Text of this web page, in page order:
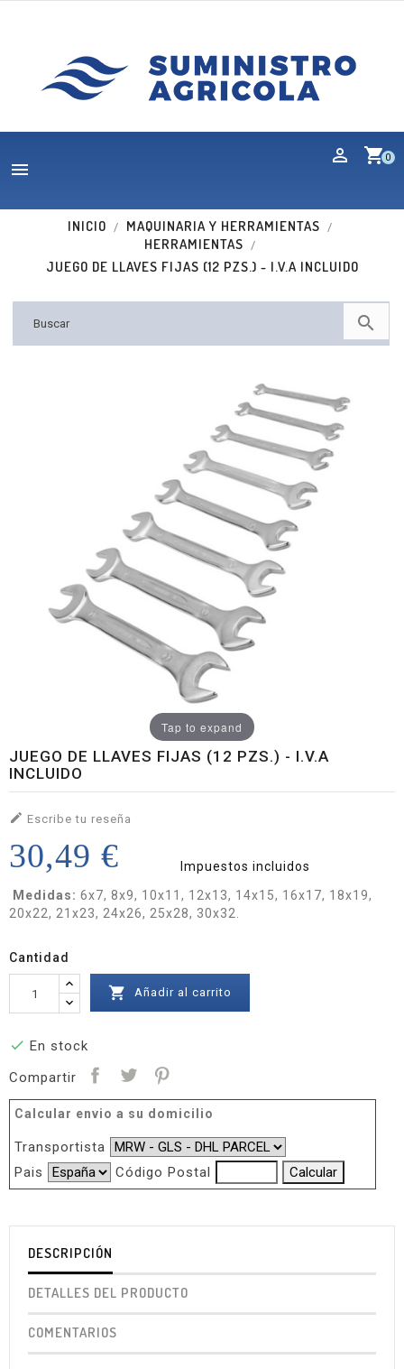
shopping_cart0

INICIO
MAQUINARIA Y HERRAMIENTAS
HERRAMIENTAS
JUEGO DE LLAVES FIJAS (12 PZS.) - I.V.A INCLUIDO

Tap to expand
JUEGO DE LLAVES FIJAS (12 PZS.) - I.V.A
INCLUIDO
 Escribe tu reseña
30,49 €
Impuestos incluidos
Medidas: 6x7, 8x9, 10x11, 12x13, 14x15, 16x17, 18x19,
20x22, 21x23, 24x26, 25x28, 30x32.
Cantidad
 Añadir al carrito
 En stock
Compartir
Calcular envio a su domicilio
Transportista
Pais
Código Postal
DESCRIPCIÓN
DETALLES DEL PRODUCTO
COMENTARIOS